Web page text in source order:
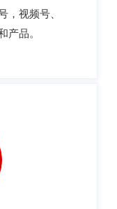
，视频号、
产品。